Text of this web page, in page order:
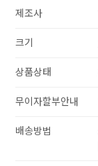
제조사
크기
상품상태
무이자할부안내
배송방법